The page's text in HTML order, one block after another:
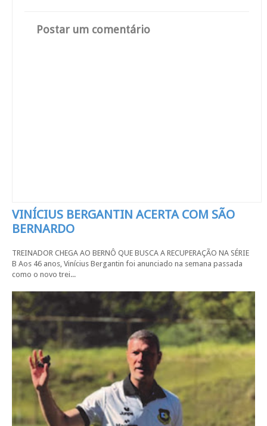
Postar um comentário
VINÍCIUS BERGANTIN ACERTA COM SÃO
BERNARDO
TREINADOR CHEGA AO BERNÔ QUE BUSCA A RECUPERAÇÃO NA SÉRIE
B Aos 46 anos, Vinícius Bergantin foi anunciado na semana passada
como o novo trei...